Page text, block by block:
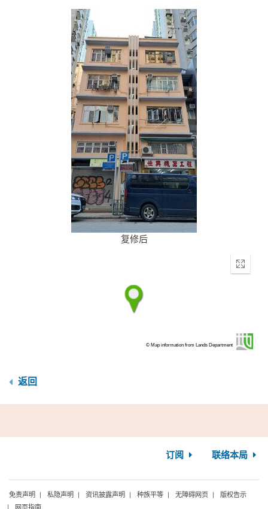
复修后
Enter
© Map information from Lands Department
返回
订阅 联络本局
免责声明 私隐声明 资讯披露声明 种族平等 无障碍网页
版权告示
网页指南